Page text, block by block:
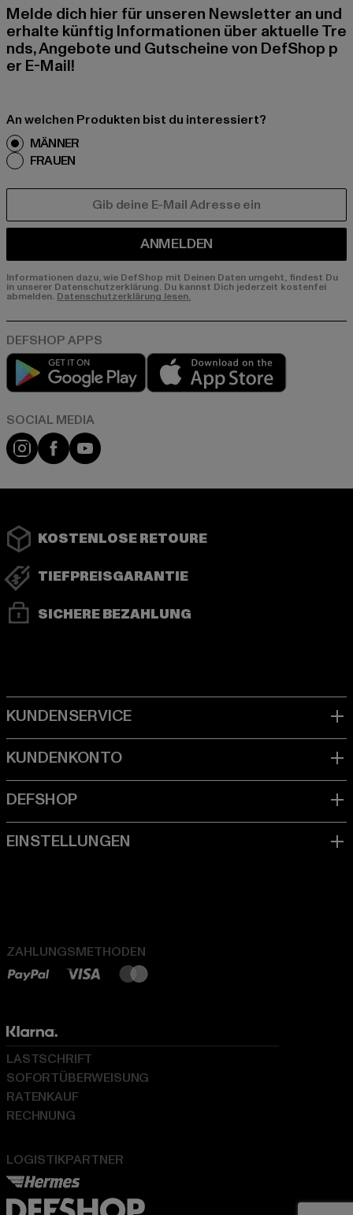
Melde dich hier für unseren Newsletter an und
erhalte künftig Informationen über aktuelle Tre
nds, Angebote und Gutscheine von DefShop p
er E-Mail!
An welchen Produkten bist du interessiert?
MÄNNER
FRAUEN
ANMELDEN
Informationen dazu, wie DefShop mit Deinen Daten umgeht, findest Du
in unserer Datenschutzerklärung. Du kannst Dich jederzeit kostenfei
abmelden. Datenschutzerklärung lesen.
Play market
Instagram
FacebookYouTube
KOSTENLOSE RETOURE
TIEFPREISGARANTIE
SICHERE BEZAHLUNG
ZAHLUNGSMETHODEN
LOGISTIKPARTNER
LASTSCHRIFT
SOFORTÜBERWEISUNG
RATENKAUF
RECHNUNG